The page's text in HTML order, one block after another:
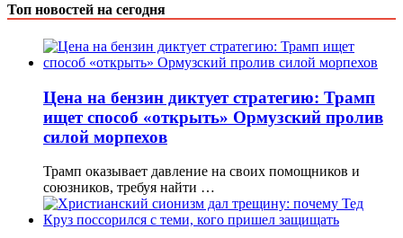
Топ новостей на сегодня
Цена на бензин диктует стратегию: Трамп
ищет способ «открыть» Ормузский пролив
силой морпехов
Трамп оказывает давление на своих помощников и
союзников, требуя найти …